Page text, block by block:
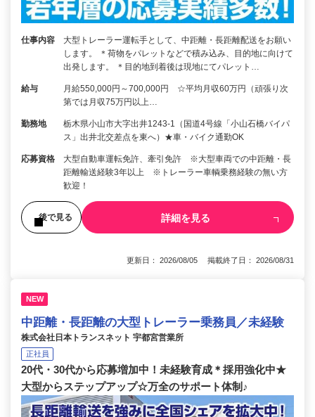
仕事内容
大型トレーラー運転手として、中距離・長距離配送をお願い
します。 ＊荷物をパレットなどで積み込み、目的地に向けて
出発します。 ＊目的地到着後は現地にてパレット…
給与
月給550,000円～700,000円 ☆平均月収60万円（頑張り次
第では月収75万円以上…
勤務地
栃木県小山市大字出井1243-1（国道4号線「小山石橋バイパ
ス」出井北交差点を東へ）★車・バイク通勤OK
応募資格
大型自動車運転免許、牽引免許 ※大型車両での中距離・長
距離輸送経験3年以上 ※トレーラー車輌乗務経験の無い方
歓迎！
後で見る 詳細を見る
更新日： 2026/08/05 掲載終了日： 2026/08/31
NEW
中距離・長距離の大型トレーラー乗務員／未経験
株式会社日本トランスネット 宇都宮営業所
正社員
20代・30代から応募増加中！未経験育成＊採用強化中★
大型からステップアップ☆万全のサポート体制♪